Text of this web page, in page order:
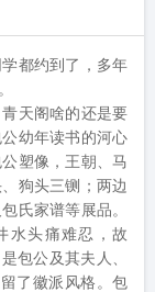
都约到了，多年
天阁啥的还是要
幼年读书的河心
塑像，王朝、马
狗头三铡；两边
氏家谱等展品。
水头痛难忍，故
包公及其夫人、
了徽派风格。包